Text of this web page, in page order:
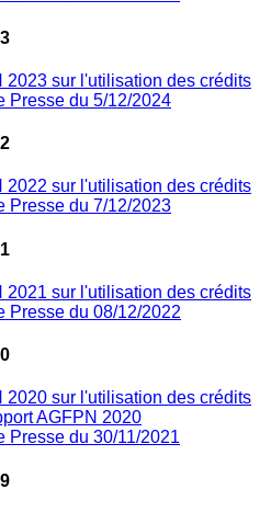
2023 sur l'utilisation des crédits
Presse du 5/12/2024
2022 sur l'utilisation des crédits
Presse du 7/12/2023
2021 sur l'utilisation des crédits
Presse du 08/12/2022
2020 sur l'utilisation des crédits
AGFPN 2020
Presse du 30/11/2021